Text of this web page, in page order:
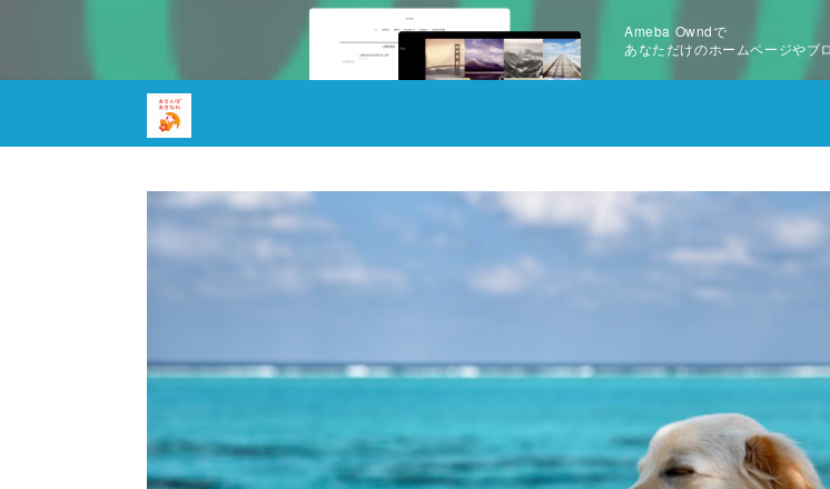
Ameba Owndで
あなただけのホームページやブ